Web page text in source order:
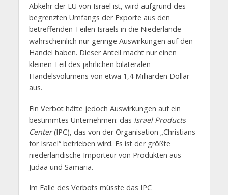
Abkehr der EU von Israel ist, wird aufgrund des
begrenzten Umfangs der Exporte aus den
betreffenden Teilen Israels in die Niederlande
wahrscheinlich nur geringe Auswirkungen auf den
Handel haben. Dieser Anteil macht nur einen
kleinen Teil des jährlichen bilateralen
Handelsvolumens von etwa 1,4 Milliarden Dollar
aus.
Ein Verbot hätte jedoch Auswirkungen auf ein
bestimmtes Unternehmen: das Israel Products
Center(IPC), das von der Organisation „Christians
for Israel“ betrieben wird. Es ist der größte
niederländische Importeur von Produkten aus
Judäa und Samaria.
Im Falle des Verbots müsste das IPC